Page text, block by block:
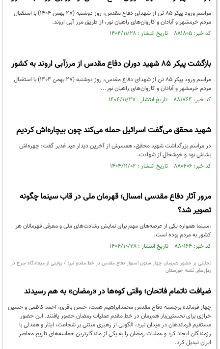
مراسم ورود پیکر 85 تن از شهدای دفاع مقدس، روز دوشنبه (27 بهمن 1404) با استقبال
مردم خرمشهر و آبادان و کاروان‌های راهیان نور، از طریق مرز آبی اروند.
کد خبر: ۸۸۱۸۰۵ تاریخ انتشار : ۱۴۰۴/۱۱/۲۸
بازگشت پیکر 85 شهید دوران دفاع مقدس از مرزآبی اروند به کشور
مراسم ورود پیکر 85 تن از شهدای دفاع مقدس، روز دوشنبه (27 بهمن 1404) با استقبال
مردم خرمشهر و آبادان و کاروان‌های راهیان نور...
کد خبر: ۸۸۱۷۶۴ تاریخ انتشار : ۱۴۰۴/۱۱/۲۷
شهید محقق می‌گفت اسرائیل حمله می‌کند چون بیچاره‌اش کردیم
در مراسم بزرگداشت شهید محقق، همسرش از آخرین دیدار عید غدیر گفت: چهره‌اش
بشاش بود و خوشحال از شهادت.
کد خبر: ۸۸۰۴۰۶ تاریخ انتشار : ۱۴۰۴/۱۱/۰۲
مرور آثار دفاع مقدسی امسال؛ قهرمان ملی در قاب سینما چگونه
تصویر شد؟
،سینما همواره یکی از عرصه‌های مهم برای نمایش رشادت‌های ملی و معرفی قهرمانان هر
کشور به مردم بوده است.
کد خبر: ۸۸۰۱۶۴ تاریخ انتشار : ۱۴۰۴/۱۰/۲۸
تحلیلی بر حضور هم‌زمان چهار ستون استوار دفاع مقدس در خط مقدم نبرد / روایتی از میعادگاه سرخ در
رمل‌های تشنه خوزستان
ضیافت ناتمام فاتحان؛ وقتی کوه‌ها در «رمضان» به هم رسیدند
چهار فرمانده برجسته دفاع مقدس محمدابراهیم همت، حسن باقری، احمد کاظمی و حسین
خرازی برای نخستین‌بار هم‌زمان در خط مقدم عملیات رمضان حضور یافتند. این حضور
مستقیم فرماندهان در میدان نبرد، الگویی از رهبری مبتنی بر شجاعت، ایثار و همدلی با
رزمندگان ایجاد کرد و عملیات رمضان را به یکی از ماندگارترین حماسه‌های تاریخ معاصر
ایران تبدیل کرد.